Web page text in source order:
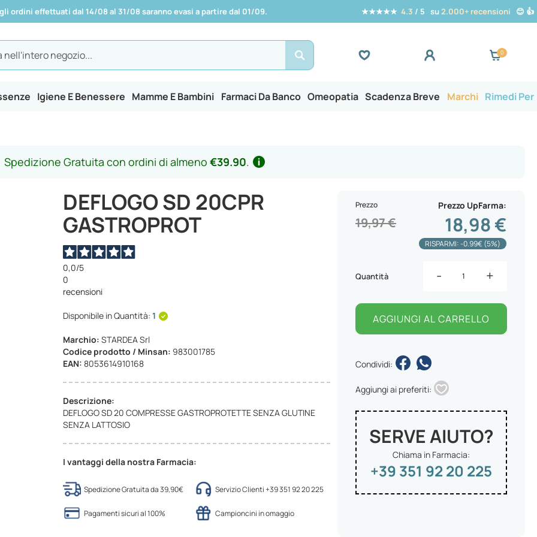
ordini effettuati dal 14/08 al 31/08 saranno evasi a partire dal 01/09. ★★★★★ 4.3 / 5 su2.000+ recensioni 😊 👍
Search
Igiene E Benessere Mamme E Bambini Farmaci Da Banco Omeopatia Scadenza Breve Marchi Rimedi Per
Spedizione Gratuita con ordini di almeno €39.90.
DEFLOGO SD 20CPR
GASTROPROT
0,0/5
0
recensioni
Disponibile in Quantità:1
Marchio:STARDEA Srl
Codice prodotto / Minsan: 983001785
EAN:8053614910168
Descrizione:
DEFLOGO SD 20 COMPRESSE GASTROPROTETTE SENZA GLUTINE
SENZA LATTOSIO
I vantaggi della nostra Farmacia:
Spedizione Gratuita da 39,90€ Servizio Clienti +39 351 92 20 225
Pagamenti sicuri al 100% Campioncini in omaggio
Prezzo UpFarma
18,98 €
Prezzo
19,97 €
RISPARMI: -0.99€ (5%)
Quantità - +
AGGIUNGI AL CARRELLO
Condividi:
Aggiungi ai preferiti:
SERVE AIUTO?
Chiama in Farmacia:
+39 351 92 20 225